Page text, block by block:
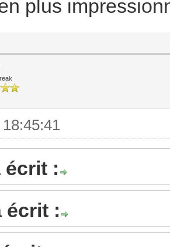
même y avoir un
tableau de la
aussi une
aussi si le
en fil souple. S'il
toutes dans le